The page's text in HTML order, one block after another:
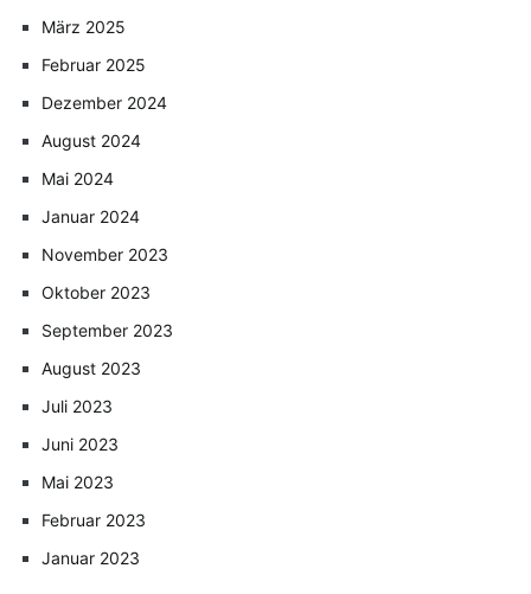
März 2025
Februar 2025
Dezember 2024
August 2024
Mai 2024
Januar 2024
November 2023
Oktober 2023
September 2023
August 2023
Juli 2023
Juni 2023
Mai 2023
Februar 2023
Januar 2023